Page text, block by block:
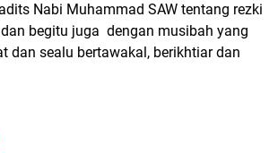
Nabi Muhammad SAW tentang rezki
begitu juga dengan musibah yang
dan sealu bertawakal, berikhtiar dan